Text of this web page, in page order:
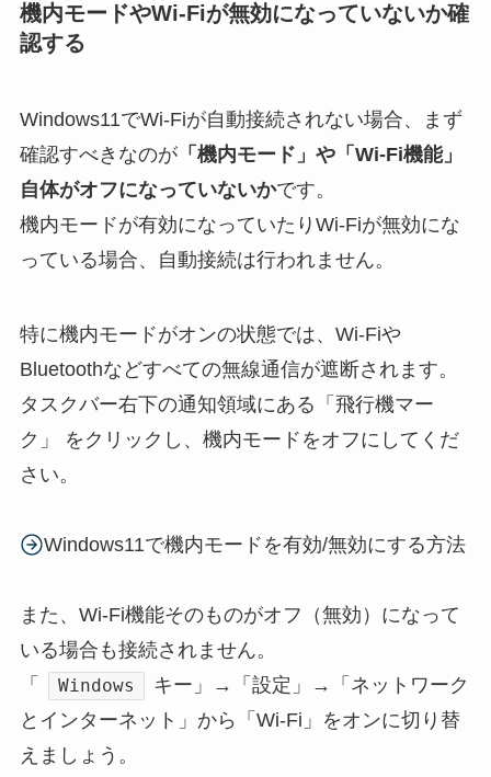
機内モードやWi-Fiが無効になっていないか確
認する
Windows11でWi-Fiが自動接続されない場合、まず
確認すべきなのが「機内モード」や「Wi-Fi機能」
自体がオフになっていないかです。
機内モードが有効になっていたりWi-Fiが無効にな
っている場合、自動接続は行われません。
特に機内モードがオンの状態では、Wi-Fiや
Bluetoothなどすべての無線通信が遮断されます。
タスクバー右下の通知領域にある「飛行機マー
ク」 をクリックし、機内モードをオフにしてくだ
さい。
Windows11で機内モードを有効/無効にする方法
また、Wi-Fi機能そのものがオフ（無効）になって
いる場合も接続されません。
「
Windows
キー」→「設定」→「ネットワーク
とインターネット」から「Wi-Fi」をオンに切り替
えましょう。